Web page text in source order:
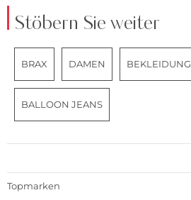
Stöbern Sie weiter
BRAX DAMEN BEKLEIDUNG
BALLOON JEANS
Topmarken